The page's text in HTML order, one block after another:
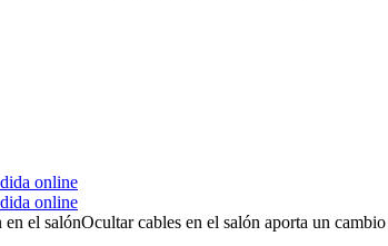
online
online
el salónOcultar cables en el salón aporta un